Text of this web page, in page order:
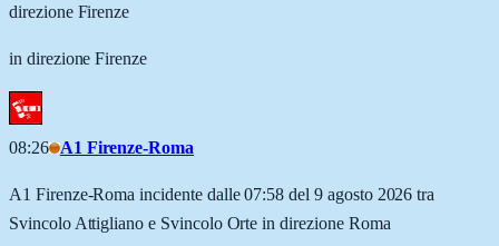
direzione Firenze
in direzione Firenze
08:26 A1 Firenze-Roma
A1 Firenze-Roma incidente dalle 07:58 del 9 agosto 2026 tra
Svincolo Attigliano e Svincolo Orte in direzione Roma